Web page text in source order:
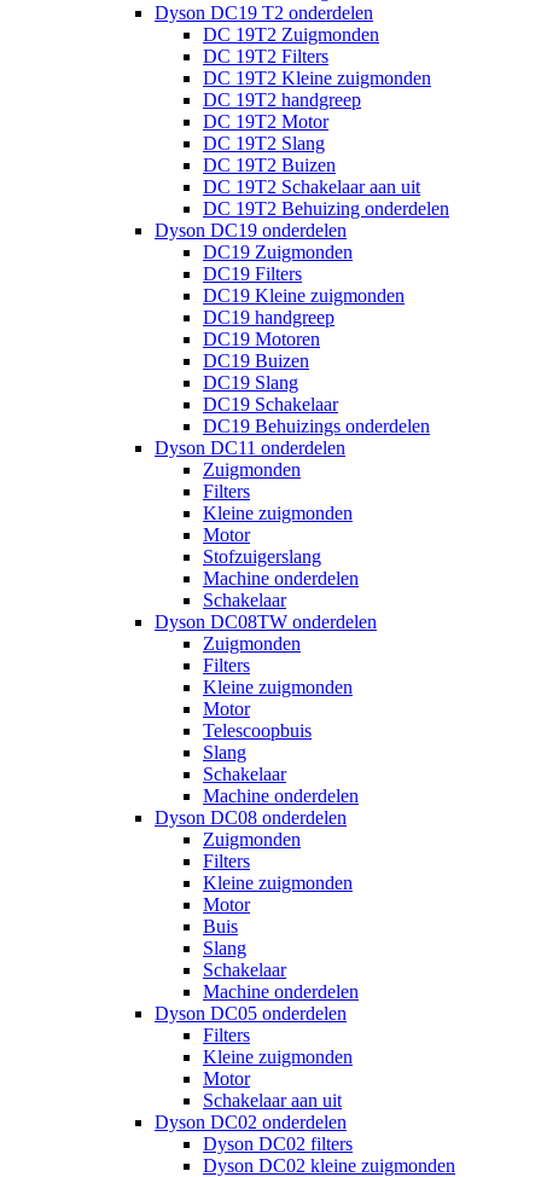
Dyson DC19 T2 onderdelen
DC 19T2 Zuigmonden
DC 19T2 Filters
DC 19T2 Kleine zuigmonden
DC 19T2 handgreep
DC 19T2 Motor
DC 19T2 Slang
DC 19T2 Buizen
DC 19T2 Schakelaar aan uit
DC 19T2 Behuizing onderdelen
Dyson DC19 onderdelen
DC19 Zuigmonden
DC19 Filters
DC19 Kleine zuigmonden
DC19 handgreep
DC19 Motoren
DC19 Buizen
DC19 Slang
DC19 Schakelaar
DC19 Behuizings onderdelen
Dyson DC11 onderdelen
Zuigmonden
Filters
Kleine zuigmonden
Motor
Stofzuigerslang
Machine onderdelen
Schakelaar
Dyson DC08TW onderdelen
Zuigmonden
Filters
Kleine zuigmonden
Motor
Telescoopbuis
Slang
Schakelaar
Machine onderdelen
Dyson DC08 onderdelen
Zuigmonden
Filters
Kleine zuigmonden
Motor
Buis
Slang
Schakelaar
Machine onderdelen
Dyson DC05 onderdelen
Filters
Kleine zuigmonden
Motor
Schakelaar aan uit
Dyson DC02 onderdelen
Dyson DC02 filters
Dyson DC02 kleine zuigmonden